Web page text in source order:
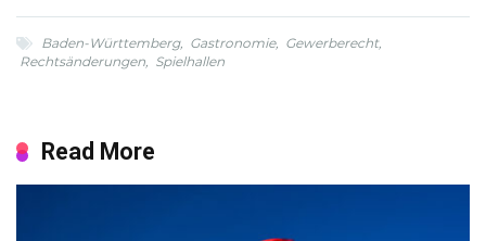
Baden-Württemberg, Gastronomie, Gewerberecht,
Rechtsänderungen, Spielhallen
Read More